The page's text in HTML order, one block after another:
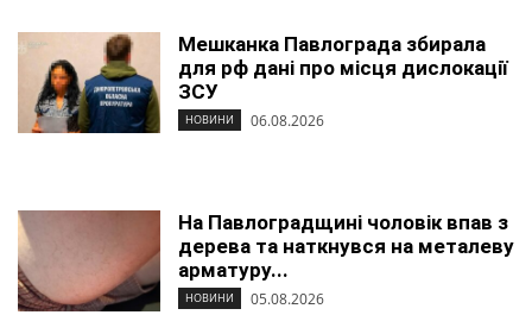
Мешканка Павлограда збирала
для рф дані про місця дислокації
ЗСУ
НОВИНИ 06.08.2026
На Павлоградщині чоловік впав з
дерева та наткнувся на металеву
арматуру...
НОВИНИ 05.08.2026